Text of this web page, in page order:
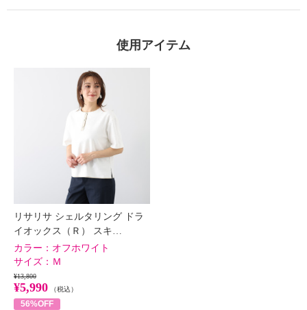
使用アイテム
リサリサ シェルタリング ドラ
イオックス（Ｒ） スキ…
カラー： オフホワイト
サイズ： Ｍ
¥13,800
¥5,990 （税込）
56%OFF